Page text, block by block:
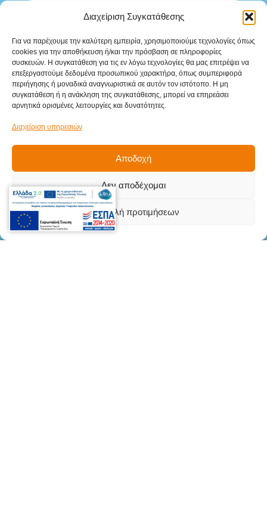
Διαχείριση Συγκατάθεσης
Για να παρέχουμε την καλύτερη εμπειρία, χρησιμοποιούμε τεχνολογίες όπως
cookies για την αποθήκευση ή/και την πρόσβαση σε πληροφορίες
συσκευών. Η συγκατάθεση για τις εν λόγω τεχνολογίες θα μας επιτρέψει να
επεξεργαστούμε δεδομένα προσωπικού χαρακτήρα, όπως συμπεριφορά
περιήγησης ή μοναδικά αναγνωριστικά σε αυτόν τον ιστότοπο. Η μη
συγκατάθεση ή η ανάκληση της συγκατάθεσης, μπορεί να επηρεάσει
αρνητικά ορισμένες λειτουργίες και δυνατότητες.
Διαχείριση υπηρεσιών
Αποδοχή
Δεν αποδέχομαι
Προβολή προτιμήσεων
Sitemap
Αρχική
Προϊόντα
Υπηρεσίες
Στοιχεία Επικοινωνίας
Γληνού Δημήτριου 5Β, Μενεμένη,
Θεσσαλονίκη, Τ.Κ. 546 28